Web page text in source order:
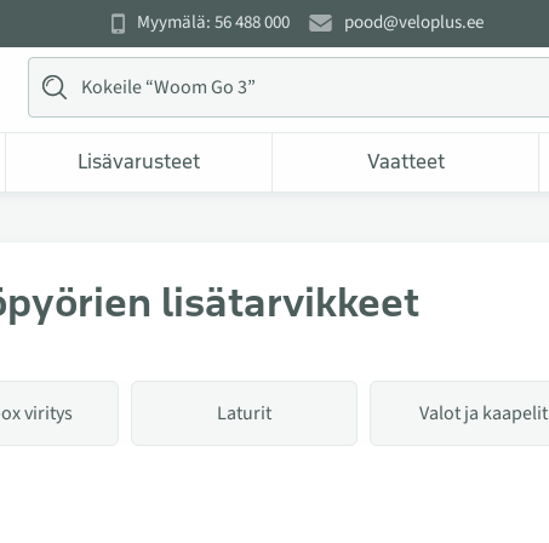
Myymälä: 56 488 000 pood@veloplus.ee
Lisävarusteet Vaatteet
lisätarvikkeet
viritys Laturit Valot ja kaapelit
Sähköpyörien lisätarvikkeet